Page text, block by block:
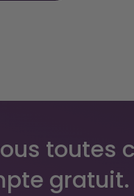
toutes
gratuit.